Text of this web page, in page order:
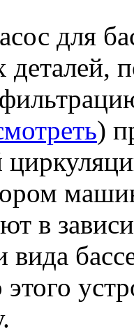
для
)
в
вида